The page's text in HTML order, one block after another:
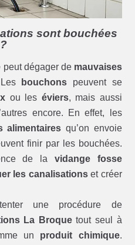
sont bouchées
?
peut dégager de mauvaises
bouchons peuvent se
ou les éviers, mais aussi
encore. En effet, les
alimentaires qu’on envoie
finir par les bouchées.
de la vidange fosse
les canalisationset créer
une procédure de
La Broquetout seul à
un produit chimique.